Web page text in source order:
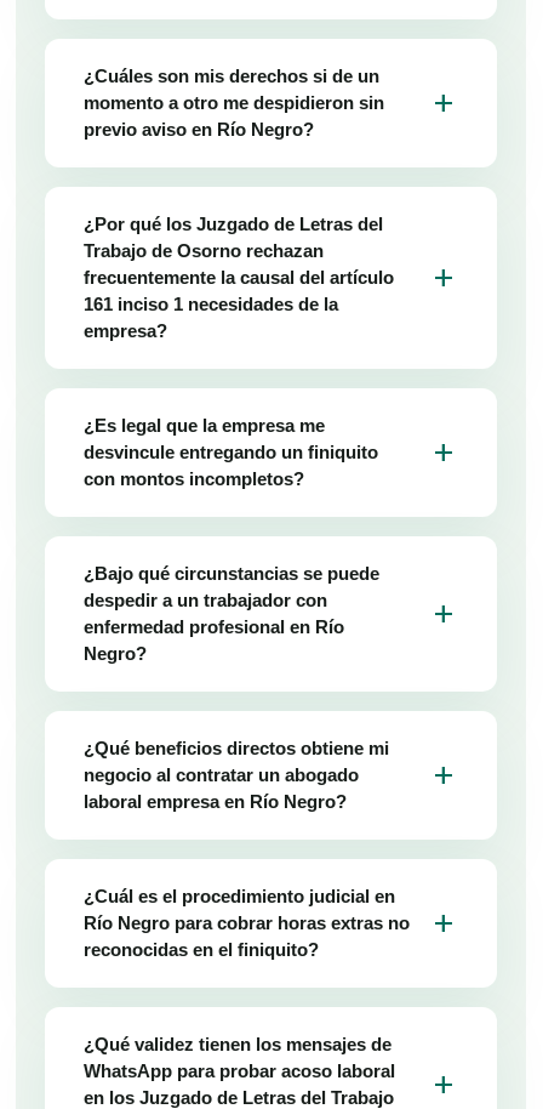
¿Cuáles son mis derechos si de un
momento a otro me despidieron sin
previo aviso en Río Negro?
add
¿Por qué los Juzgado de Letras del
Trabajo de Osorno rechazan
frecuentemente la causal del artículo
161 inciso 1 necesidades de la
empresa?
add
¿Es legal que la empresa me
desvincule entregando un finiquito
con montos incompletos?
add
¿Bajo qué circunstancias se puede
despedir a un trabajador con
enfermedad profesional en Río
Negro?
add
¿Qué beneficios directos obtiene mi
negocio al contratar un abogado
laboral empresa en Río Negro?
add
¿Cuál es el procedimiento judicial en
Río Negro para cobrar horas extras no
reconocidas en el finiquito?
add
¿Qué validez tienen los mensajes de
WhatsApp para probar acoso laboral
en los Juzgado de Letras del Trabajo
add